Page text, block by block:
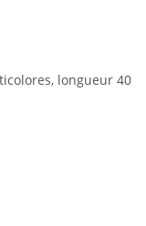
longueur 40